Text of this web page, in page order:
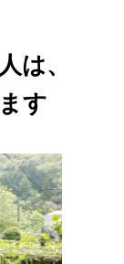
は、
す